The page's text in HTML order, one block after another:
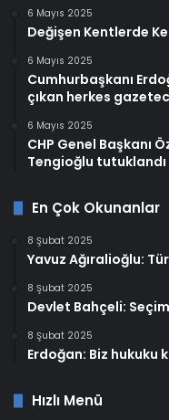
6 Mayıs 2025
Değişen Kentlerde
6 Mayıs 2025
Cumhurbaşkanı
çıkan herkes
6 Mayıs 2025
CHP Genel Başkanı
Tengioğlu tutuklandı
En Çok Okunanlar
8 Şubat 2025
Yavuz Ağıralioğlu:
8 Şubat 2025
Devlet Bahçeli:
8 Şubat 2025
Erdoğan: Biz
Hızlı Menü